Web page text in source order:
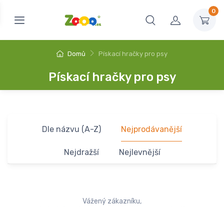
0
Domů Pískací hračky pro psy
Pískací hračky pro psy
Dle názvu (A-Z) Nejprodávanější
Nejdražší Nejlevnější
Vážený zákazníku,